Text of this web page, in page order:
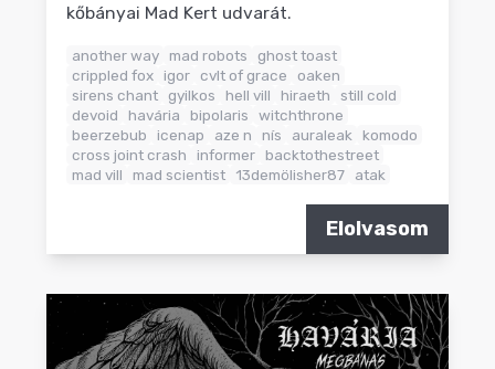
kőbányai Mad Kert udvarát.
another way mad robots
ghost toast
crippled fox igor cvlt of grace
oaken
sirens chant
gyilkos hell vill hiraeth
still cold
devoid
havária bipolaris
witchthrone
beerzebub
icenap aze n nís auraleak
komodo
cross joint crash
informer backtothestreet
mad vill
mad scientist 13demölisher87 atak
Elolvasom